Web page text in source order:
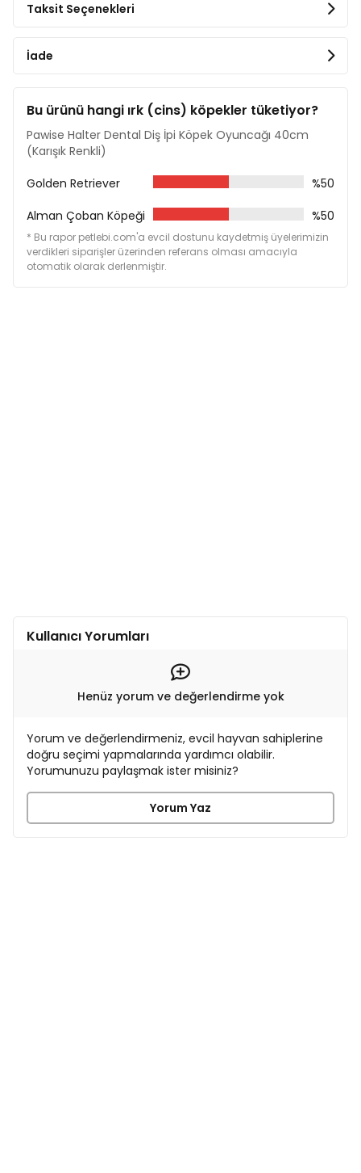
Taksit Seçenekleri
İade
Bu ürünü hangi ırk (cins) köpekler tüketiyor?
Pawise Halter Dental Diş İpi Köpek Oyuncağı 40cm
(Karışık Renkli)
Golden Retriever
%50
Alman Çoban Köpeği
%50
* Bu rapor petlebi.com'a evcil dostunu kaydetmiş üyelerimizin
verdikleri siparişler üzerinden referans olması amacıyla
otomatik olarak derlenmiştir.
Kullanıcı Yorumları
Henüz yorum ve değerlendirme yok
Yorum ve değerlendirmeniz, evcil hayvan sahiplerine
doğru seçimi yapmalarında yardımcı olabilir.
Yorumunuzu paylaşmak ister misiniz?
Yorum Yaz